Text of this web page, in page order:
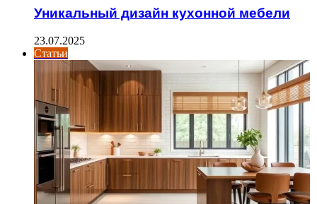
Уникальный дизайн кухонной мебели
23.07.2025
Статьи